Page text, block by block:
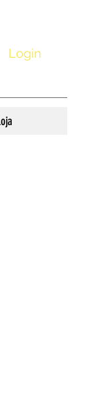
Login